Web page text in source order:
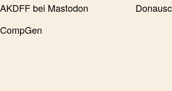
AKDFF bei Mastodon
CompGen